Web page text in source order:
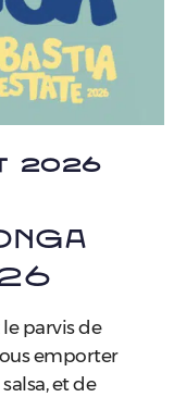
2026
parvis de
emporter
et de